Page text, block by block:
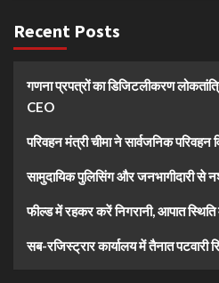
Recent Posts
गणना प्रपत्रों का डिजिटलीकरण
CEO
परिवहन मंत्री चीमा ने सार्वजनिक परिवहन
सामुदायिक पुलिसिंग और जनभागीदारी से
फील्ड में रहकर करें निगरानी, आपात स्थिति
सब-रजिस्ट्रार कार्यालय में तैनात पटवारी